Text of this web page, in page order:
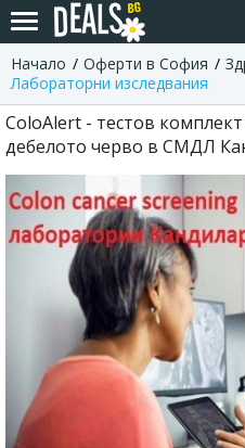
Начало Оферти в София
Лабораторни изследвания
ColoAlert - тестов
дебелото черво в СМДЛ